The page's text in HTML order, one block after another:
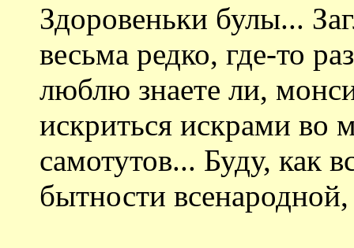
Здоровеньки булы...
весьма редко, где-то
люблю знаете ли,
искриться искрами во
самотутов... Буду, как
бытности